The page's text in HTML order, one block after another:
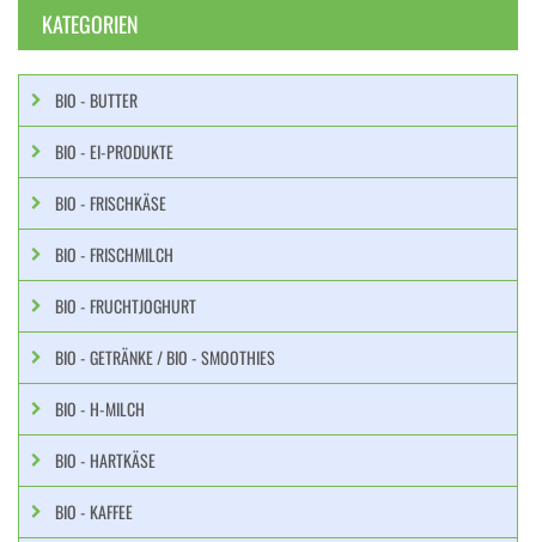
KATEGORIEN
BIO - BUTTER
BIO - EI-PRODUKTE
BIO - FRISCHKÄSE
BIO - FRISCHMILCH
BIO - FRUCHTJOGHURT
BIO - GETRÄNKE / BIO - SMOOTHIES
BIO - H-MILCH
BIO - HARTKÄSE
BIO - KAFFEE